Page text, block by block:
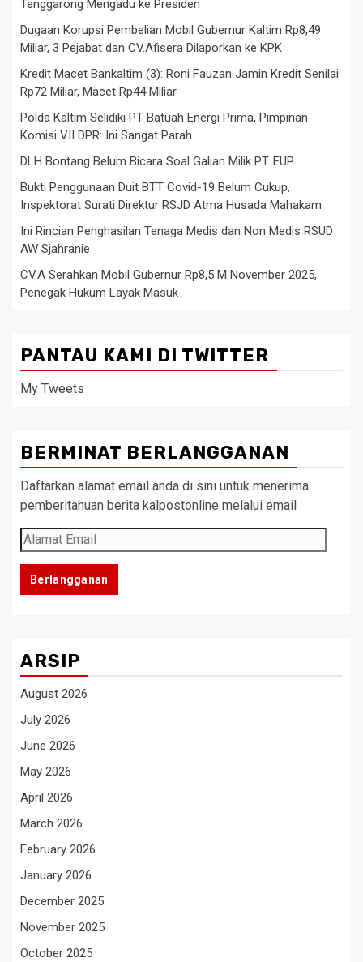
Tenggarong Mengadu ke Presiden
Dugaan Korupsi Pembelian Mobil Gubernur Kaltim Rp8,49
Miliar, 3 Pejabat dan CV.Afisera Dilaporkan ke KPK
Kredit Macet Bankaltim (3): Roni Fauzan Jamin Kredit Senilai
Rp72 Miliar, Macet Rp44 Miliar
Polda Kaltim Selidiki PT Batuah Energi Prima, Pimpinan
Komisi VII DPR: Ini Sangat Parah
DLH Bontang Belum Bicara Soal Galian Milik PT. EUP
Bukti Penggunaan Duit BTT Covid-19 Belum Cukup,
Inspektorat Surati Direktur RSJD Atma Husada Mahakam
Ini Rincian Penghasilan Tenaga Medis dan Non Medis RSUD
AW Sjahranie
CV.A Serahkan Mobil Gubernur Rp8,5 M November 2025,
Penegak Hukum Layak Masuk
PANTAU KAMI DI TWITTER
My Tweets
BERMINAT BERLANGGANAN
Daftarkan alamat email anda di sini untuk menerima
pemberitahuan berita kalpostonline melalui email
Alamat
Email
Berlangganan
ARSIP
August 2026
July 2026
June 2026
May 2026
April 2026
March 2026
February 2026
January 2026
December 2025
November 2025
October 2025